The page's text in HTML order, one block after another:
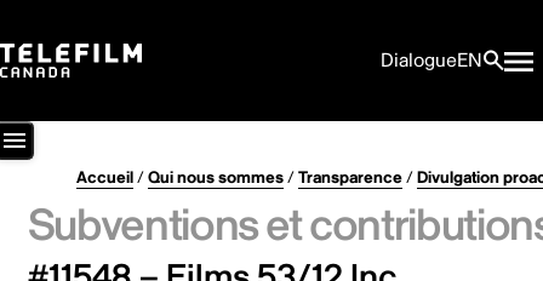
DialogueEN
Accueil/Qui nous sommes/Transparence/Divulgation
Subventions et